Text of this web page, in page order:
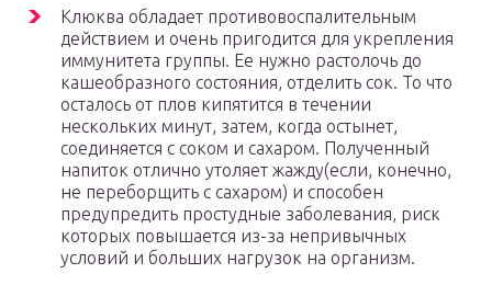
Клюква обладает противовоспалительным
действием и очень пригодится для укрепления
иммунитета группы. Ее нужно растолочь до
кашеобразного состояния, отделить сок. То что
осталось от плов кипятится в течении
нескольких минут, затем, когда остынет,
соединяется с соком и сахаром. Полученный
напиток отлично утоляет жажду(если, конечно,
не переборщить с сахаром) и способен
предупредить простудные заболевания, риск
которых повышается из-за непривычных
условий и больших нагрузок на организм.